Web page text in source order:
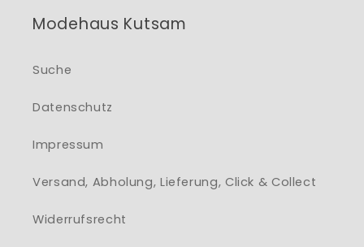
Modehaus Kutsam
Suche
Datenschutz
Impressum
Versand, Abholung, Lieferung, Click & Collect
Widerrufsrecht